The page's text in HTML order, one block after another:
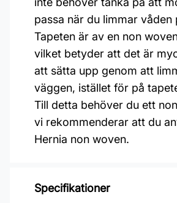
passa när du limmar våden
Tapeten är av en non
vilket betyder att det är
att sätta upp genom att
väggen, istället för på
Till detta behöver du ett
vi rekommenderar att du
Hernia non woven.
Specifikationer